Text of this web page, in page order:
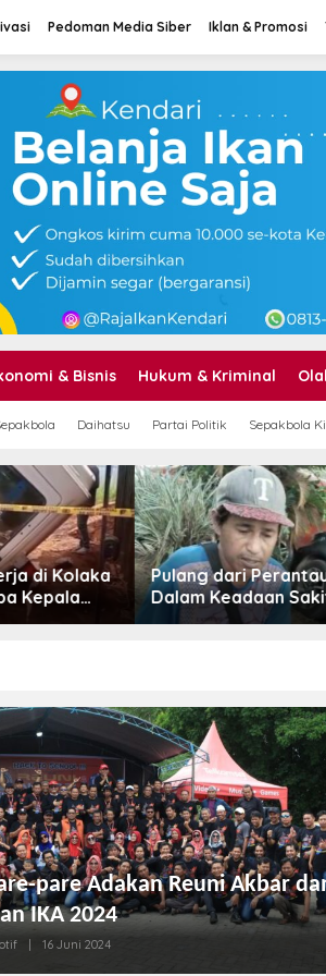
Pedoman Media Siber Iklan & Promosi
& Bisnis Hukum & Kriminal
Daihatsu Partai Politik Sepakbola
dari Perantauan
Keadaan Sakit,
Speed
Maligano
pare Adakan Reuni Akbar
IKA 2024
16 Juni 2024